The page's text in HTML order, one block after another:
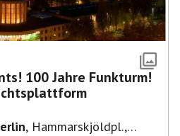
100 Jahre Funkturm!
, Hammarskjöldpl.,